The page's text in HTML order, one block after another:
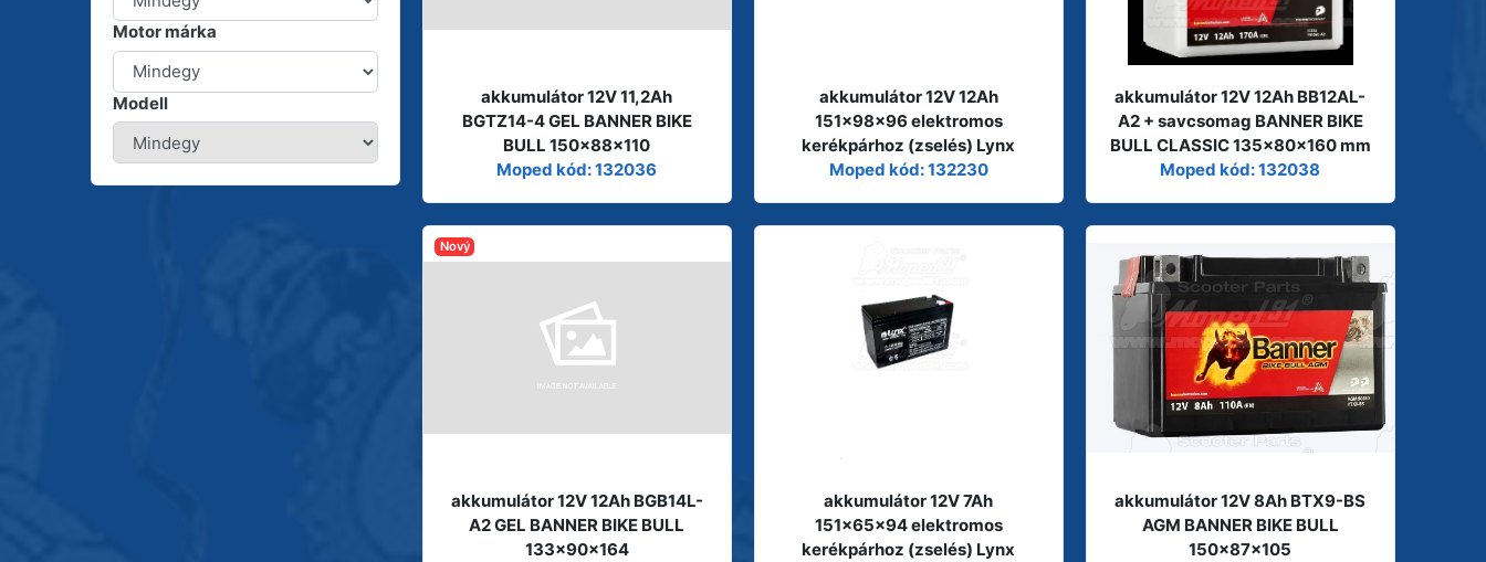
Motor márka
Modell
akkumulátor 12V 11,2Ah
BGTZ14-4 GEL BANNER BIKE
BULL 150x88x110
Moped kód: 132036
akkumulátor 12V 12Ah
151x98x96 elektromos
kerékpárhoz (zselés) Lynx
Moped kód: 132230
akkumulátor 12V 12Ah BB12AL-
A2 + savcsomag BANNER BIKE
BULL CLASSIC 135x80x160 mm
Moped kód: 132038
Nový
akkumulátor 12V 12Ah BGB14L-
A2 GEL BANNER BIKE BULL
133x90x164
akkumulátor 12V 7Ah
151x65x94 elektromos
kerékpárhoz (zselés) Lynx
akkumulátor 12V 8Ah BTX9-BS
AGM BANNER BIKE BULL
150x87x105